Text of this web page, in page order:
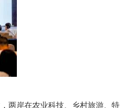
两岸在农业科技、乡村旅游、特